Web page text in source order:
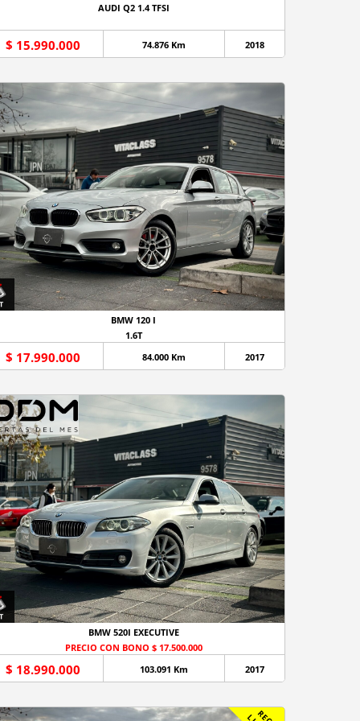
AUDI Q2 1.4 TFSI
$ 15.990.000 74.876 Km 2018
BMW 120 I
1.6T
$ 17.990.000 84.000 Km 2017
BMW 520I EXECUTIVE
PRECIO CON BONO $ 17.500.000
$ 18.990.000 103.091 Km 2017